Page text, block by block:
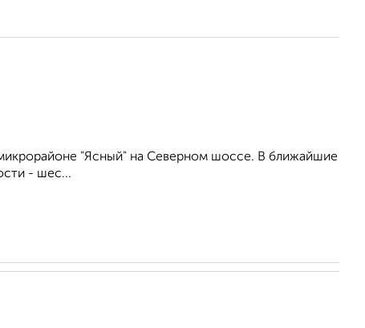
"Ясный" на Северном шоссе. В ближайшие
- шес...